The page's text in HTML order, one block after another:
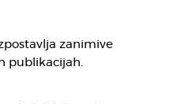
zanimive
publikacijah.